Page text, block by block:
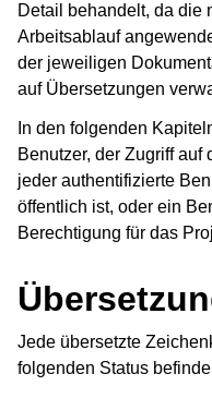
navigation of
Detail behandelt, da die
Arbeitsablauf
der jeweiligen
auf Übersetzungen
In den folgenden
Benutzer, der Zugriff auf
jeder authentifizierte
öffentlich ist, oder ein
Berechtigung für das
Jede übersetzte
folgenden Status